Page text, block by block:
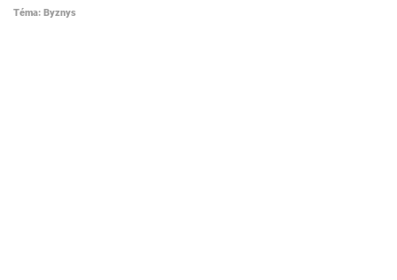
Téma: Byznys